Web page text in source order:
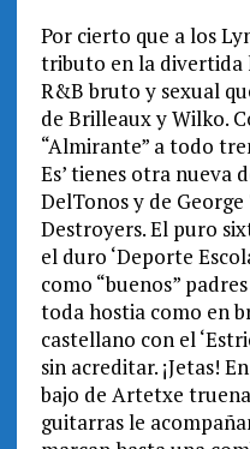
Por cierto que a los
tributo en la divertida
R&B bruto y sexual
de Brilleaux y Wilko.
“Almirante” a todo
Es’ tienes otra nueva
DelTonos y de
Destroyers. El puro
el duro ‘Deporte
como “buenos”
toda hostia como en
castellano con el
sin acreditar. ¡Jetas!
bajo de Artetxe
guitarras le